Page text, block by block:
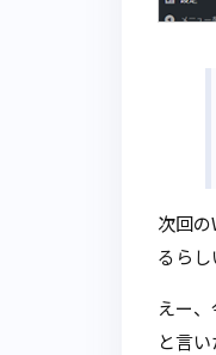
次回
るらし
えー
と言